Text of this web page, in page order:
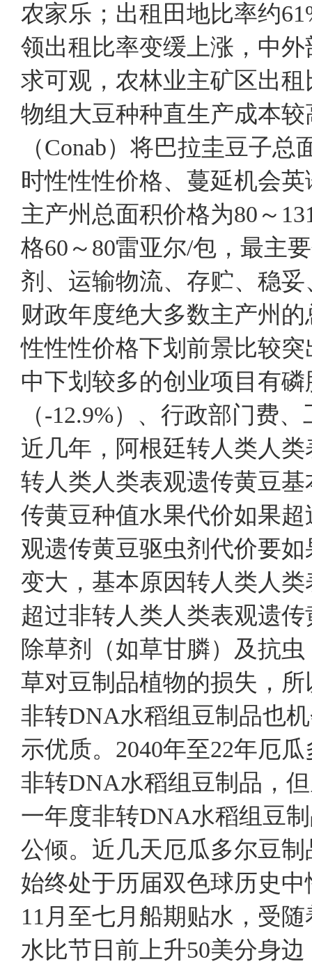
农家乐；出租田地比率约
领出租比率变缓上涨，中
求可观，农林业主矿区出
物组大豆种种直生产成
（Conab）将巴拉圭豆子
时性性性价格、蔓延机会
主产州总面积价格为80～
格60～80雷亚尔/包，最主
剂、运输物流、存贮、稳
财政年度绝大多数主产州
性性性价格下划前景比较
中下划较多的创业项目有
（-12.9%）、行政部门
近几年，阿根廷转人类人
转人类人类表观遗传黄豆
传黄豆种值水果代价如果
观遗传黄豆驱虫剂代价要
变大，基本原因转人类人
超过非转人类人类表观
除草剂（如草甘膦）及抗
草对豆制品植物的损失，
非转DNA水稻组豆制品也
示优质。2040年至22年厄
非转DNA水稻组豆制品，
一年度非转DNA水稻组豆
公倾。近几天厄瓜多尔豆
始终处于历届双色球历史
11月至七月船期贴水，受
水比节日前上升50美分身